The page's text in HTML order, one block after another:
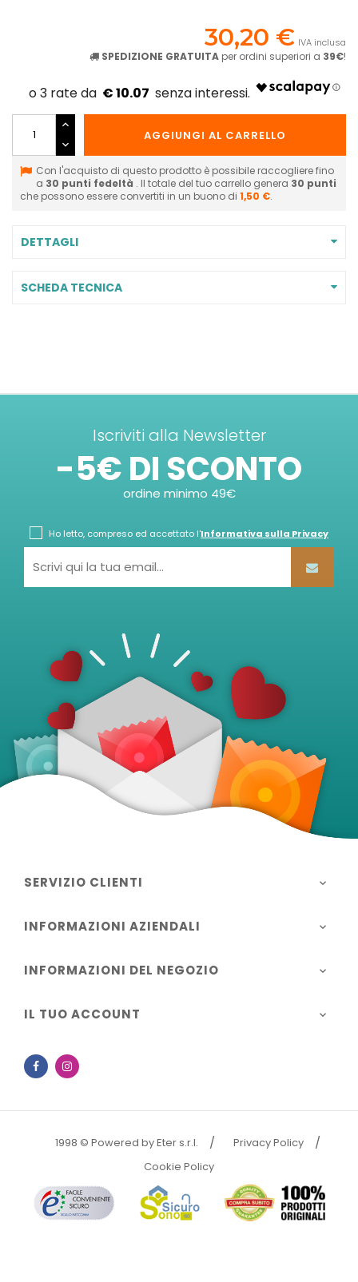
30,20 € IVA inclusa
SPEDIZIONE GRATUITA per ordini superiori a 39€!
€ 10.07
AGGIUNGI AL CARRELLO
Con l'acquisto di questo prodotto è possibile raccogliere fino
a 30 punti fedeltà . Il totale del tuo carrello genera 30 punti
che possono essere convertiti in un buono di 1,50 €.
DETTAGLI
SCHEDA TECNICA
Iscriviti alla Newsletter
-5€ DI SCONTO
ordine minimo 49€
Ho letto, compreso ed accettato l'Informativa sulla Privacy
SERVIZIO CLIENTI 
INFORMAZIONI AZIENDALI 
INFORMAZIONI DEL NEGOZIO 
IL TUO ACCOUNT 
Facebook
1998 © Powered by Eter s.r.l.
Privacy Policy
Cookie Policy